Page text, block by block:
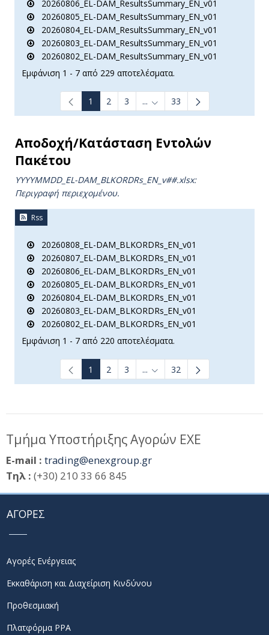
20260806_EL-DAM_ResultsSummary_EN_v01
20260805_EL-DAM_ResultsSummary_EN_v01
20260804_EL-DAM_ResultsSummary_EN_v01
20260803_EL-DAM_ResultsSummary_EN_v01
20260802_EL-DAM_ResultsSummary_EN_v01
Εμφάνιση 1 - 7 από 229 αποτελέσματα.
1 2 3 ... Ενδιάμεσες σελίδες Use
33
Αποδοχή/Κατάσταση Εντολών
Πακέτου
YYYYMMDD_EL-DAM_BLKORDRs_ΕΝ_v##.xlsx:
Περιγραφή περιεχομένου.
Rss
20260808_EL-DAM_BLKORDRs_EN_v01
20260807_EL-DAM_BLKORDRs_EN_v01
20260806_EL-DAM_BLKORDRs_EN_v01
20260805_EL-DAM_BLKORDRs_EN_v01
20260804_EL-DAM_BLKORDRs_EN_v01
20260803_EL-DAM_BLKORDRs_EN_v01
20260802_EL-DAM_BLKORDRs_EN_v01
Εμφάνιση 1 - 7 από 220 αποτελέσματα.
1 2 3 ... Ενδιάμεσες σελίδες Use
32
Τμήμα Υποστήριξης Αγορών ΕΧΕ
E-mail : trading@enexgroup.gr
Τηλ : (+30) 210 33 66 845
ΑΓΟΡΕΣ
Αγορές Ενέργειας
Εκκαθάριση και Διαχείριση Κινδύνου
Προθεσμιακή
Πλατφόρμα PPA